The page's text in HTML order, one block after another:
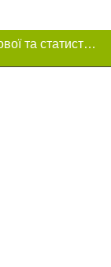
Цей сайт використовує «cookies». Також веб-сайт використовує інтернет-сервіс для збору технічних даних стосовно відвідувачів з метою отримання маркетингової та статистичної інформації. Умови обробки даних відвідувачів сайту див.